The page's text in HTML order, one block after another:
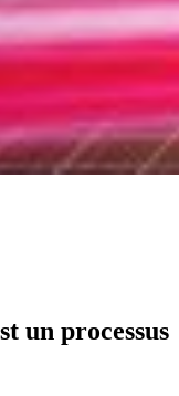
un processus